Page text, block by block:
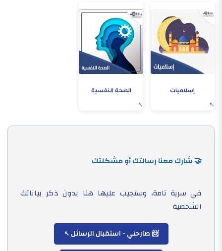
إسلاميات الصحة النفسية
🤝 شارك معنا رسالتك أو مشكلتك
في سرية تامة، وسنجيب عليها هنا بدون ذكر بياناتك
الشخصية
📨 صارحني - استقبال الرسائل